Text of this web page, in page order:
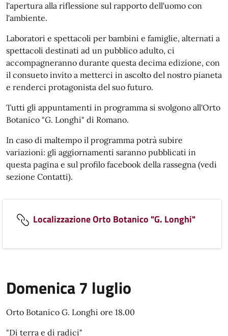
l'apertura alla riflessione sul rapporto dell'uomo con
l'ambiente.
Laboratori e spettacoli per bambini e famiglie, alternati a
spettacoli destinati ad un pubblico adulto, ci
accompagneranno durante questa decima edizione, con
il consueto invito a metterci in ascolto del nostro pianeta
e renderci protagonista del suo futuro.
Tutti gli appuntamenti in programma si svolgono all'Orto
Botanico "G. Longhi" di Romano.
In caso di maltempo il programma potrà subire
variazioni: gli aggiornamenti saranno pubblicati in
questa pagina e sul profilo facebook della rassegna (vedi
sezione Contatti).
Localizzazione Orto Botanico "G. Longhi"
Domenica 7 luglio
Orto Botanico G. Longhi ore 18.00
"Di terra e di radici"